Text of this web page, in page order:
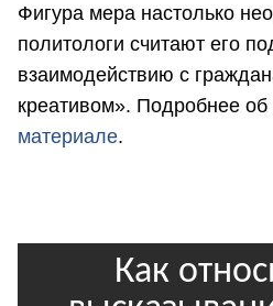
Фигура мера настолько
политологи считают его
взаимодействию с
креативом». Подробнее об
материале.